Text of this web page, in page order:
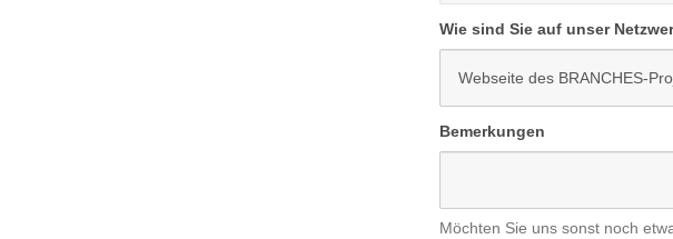
Wie sind Sie auf unser
Bemerkungen
Möchten Sie uns sonst noch